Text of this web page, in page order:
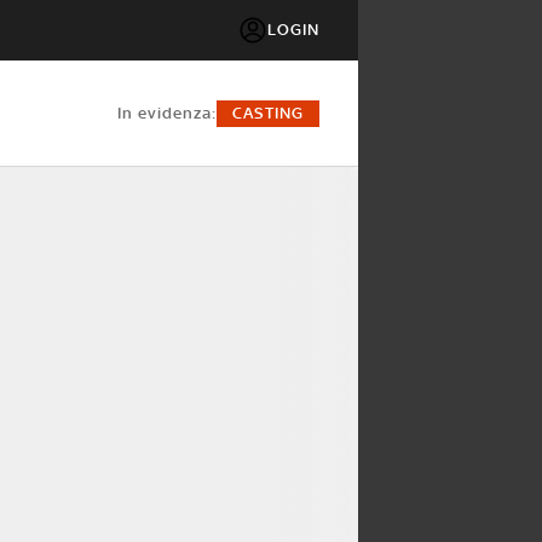
LOGIN
in evidenza: CASTING